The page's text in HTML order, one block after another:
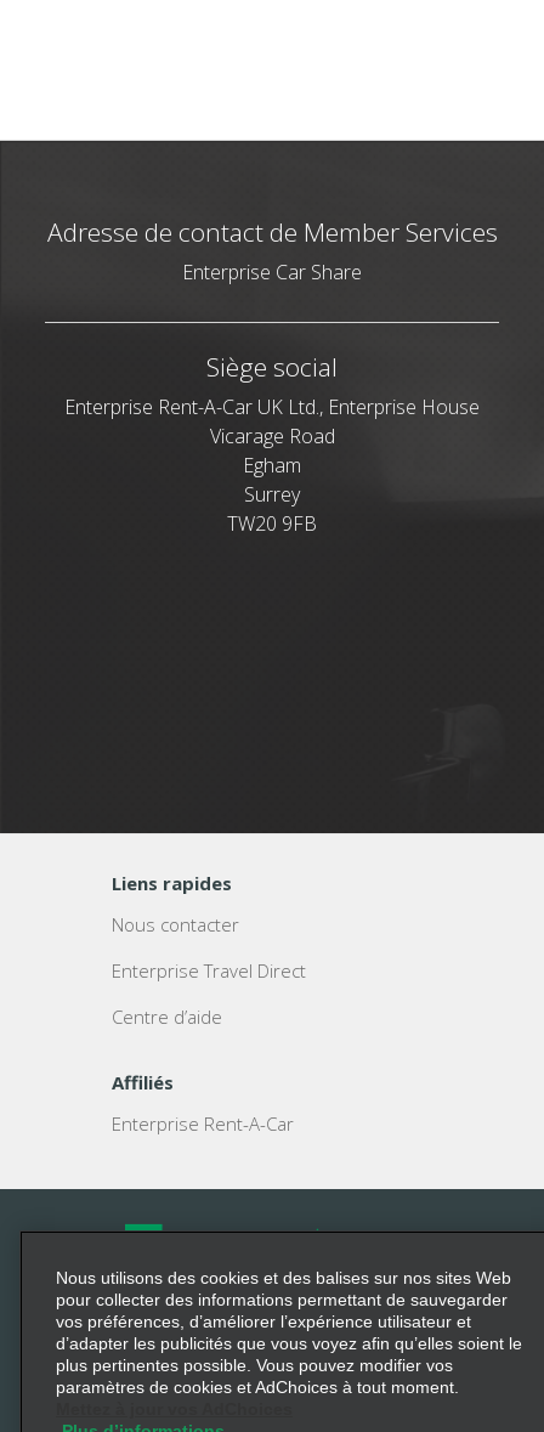
Adresse de contact de Member Services
Enterprise Car Share
Siège social
Enterprise Rent-A-Car UK Ltd., Enterprise House
Vicarage Road
Egham
Surrey
TW20 9FB
Liens rapides
Nous contacter
Enterprise Travel Direct
Centre d’aide
Affiliés
Enterprise Rent-A-Car
©2023 Enterprise Holdings, Inc. Tous droits réservés.
Enterpriseet le logo « e » sont des marques déposées
d’Enterprise Holdings, Inc. Toutes les autres marques
Nous utilisons des cookies et des balises sur nos sites Web
pour collecter des informations permettant de sauvegarder
vos préférences, d’améliorer l’expérience utilisateur et
d’adapter les publicités que vous voyez afin qu’elles soient le
plus pertinentes possible. Vous pouvez modifier vos
paramètres de cookies et AdChoices à tout moment.